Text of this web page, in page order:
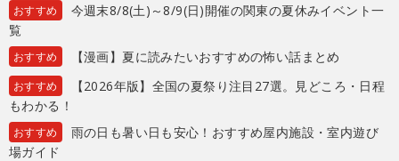
おすすめ
今週末8/8(土)～8/9(日)開催の関東の夏休みイベント一
覧
おすすめ 【漫画】夏に読みたいおすすめの怖い話まとめ
おすすめ
【2026年版】全国の夏祭り注目27選。見どころ・日程
もわかる！
おすすめ
雨の日も暑い日も安心！おすすめ屋内施設・室内遊び
場ガイド